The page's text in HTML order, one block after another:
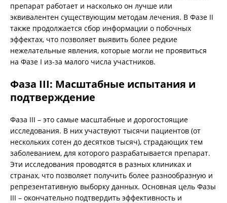
препарат работает и насколько он лучше или
эквивалентен существующим методам лечения. В Фазе II
также продолжается сбор информации о побочных
эффектах, что позволяет выявить более редкие
нежелательные явления, которые могли не проявиться
на Фазе I из-за малого числа участников.
Фаза III: Масштабные испытания и
подтверждение
Фаза III – это самые масштабные и дорогостоящие
исследования. В них участвуют тысячи пациентов (от
нескольких сотен до десятков тысяч), страдающих тем
заболеванием, для которого разрабатывается препарат.
Эти исследования проводятся в разных клиниках и
странах, что позволяет получить более разнообразную и
репрезентативную выборку данных. Основная цель Фазы
III – окончательно подтвердить эффективность и